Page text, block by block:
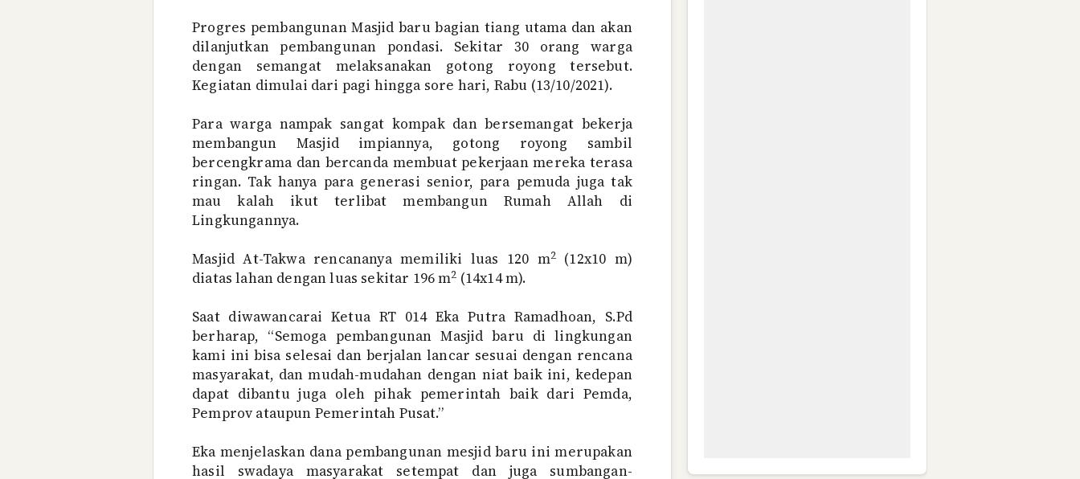
Progres pembangunan Masjid baru bagian tiang utama dan akan
dilanjutkan pembangunan pondasi. Sekitar 30 orang warga
dengan semangat melaksanakan gotong royong tersebut.
Kegiatan dimulai dari pagi hingga sore hari, Rabu (13/10/2021).
Para warga nampak sangat kompak dan bersemangat bekerja
membangun Masjid impiannya, gotong royong sambil
bercengkrama dan bercanda membuat pekerjaan mereka terasa
ringan. Tak hanya para generasi senior, para pemuda juga tak
mau kalah ikut terlibat membangun Rumah Allah di
Lingkungannya.
Masjid At-Takwa rencananya memiliki luas 120 m2(12x10 m)
diatas lahan dengan luas sekitar 196 m2 (14x14 m).
Saat diwawancarai Ketua RT 014 Eka Putra Ramadhoan, S.Pd
berharap, “Semoga pembangunan Masjid baru di lingkungan
kami ini bisa selesai dan berjalan lancar sesuai dengan rencana
masyarakat, dan mudah-mudahan dengan niat baik ini, kedepan
dapat dibantu juga oleh pihak pemerintah baik dari Pemda,
Pemprov ataupun Pemerintah Pusat.”
Eka menjelaskan dana pembangunan mesjid baru ini merupakan
hasil swadaya masyarakat setempat dan juga sumbangan-